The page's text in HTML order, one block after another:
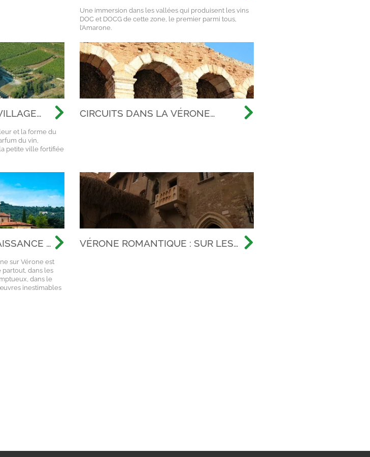
Une immersion dans les vallées qui produisent les vins
DOC et DOCG de cette zone, le premier parmi tous,
l’Amarone.
et la forme du
du vin,
petite ville fortifiée
CIRCUITS DANS LA VÉRONE
À
sur Vérone est
partout, dans les
dans le
inestimables
VÉRONE ROMANTIQUE : SUR LES